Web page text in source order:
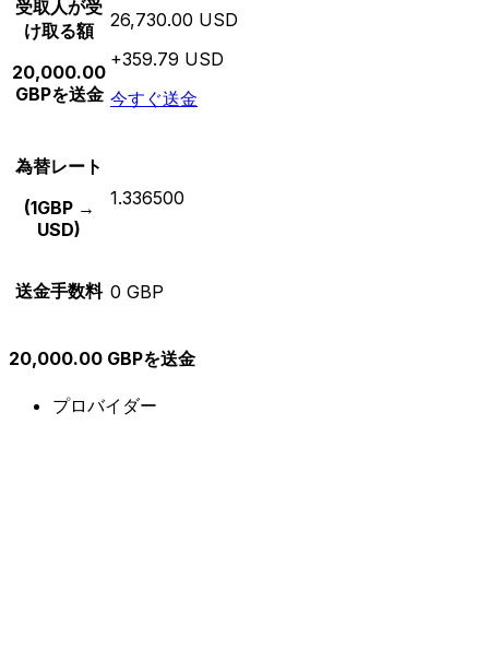
受取人が受
け取る額
20,000.00
GBPを送金
26,730.00 USD
+359.79 USD
今すぐ送金
為替レート
(1GBP →
USD)
1.336500
送金手数料 0 GBP
20,000.00 GBPを送金
プロバイダー